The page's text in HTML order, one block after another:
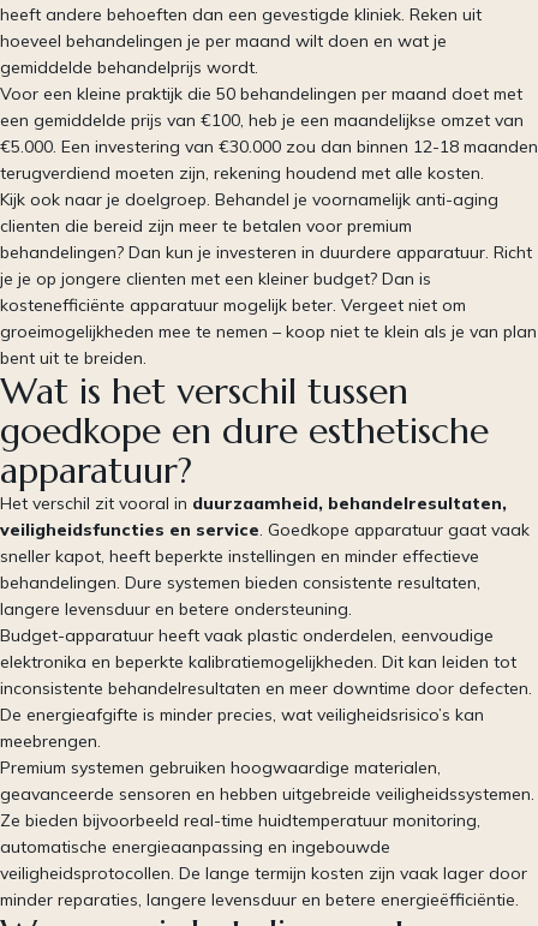
heeft andere behoeften dan een gevestigde kliniek. Reken uit
hoeveel behandelingen je per maand wilt doen en wat je
gemiddelde behandelprijs wordt.
Voor een kleine praktijk die 50 behandelingen per maand doet met
een gemiddelde prijs van €100, heb je een maandelijkse omzet van
€5.000. Een investering van €30.000 zou dan binnen 12-18 maanden
terugverdiend moeten zijn, rekening houdend met alle kosten.
Kijk ook naar je doelgroep. Behandel je voornamelijk anti-aging
clienten die bereid zijn meer te betalen voor premium
behandelingen? Dan kun je investeren in duurdere apparatuur. Richt
je je op jongere clienten met een kleiner budget? Dan is
kostenefficiënte apparatuur mogelijk beter. Vergeet niet om
groeimogelijkheden mee te nemen – koop niet te klein als je van plan
bent uit te breiden.
Wat is het verschil tussen
goedkope en dure esthetische
apparatuur?
Het verschil zit vooral in duurzaamheid, behandelresultaten,
veiligheidsfuncties en service . Goedkope apparatuur gaat vaak
sneller kapot, heeft beperkte instellingen en minder effectieve
behandelingen. Dure systemen bieden consistente resultaten,
langere levensduur en betere ondersteuning.
Budget-apparatuur heeft vaak plastic onderdelen, eenvoudige
elektronika en beperkte kalibratiemogelijkheden. Dit kan leiden tot
inconsistente behandelresultaten en meer downtime door defecten.
De energieafgifte is minder precies, wat veiligheidsrisico’s kan
meebrengen.
Premium systemen gebruiken hoogwaardige materialen,
geavanceerde sensoren en hebben uitgebreide veiligheidssystemen.
Ze bieden bijvoorbeeld real-time huidtemperatuur monitoring,
automatische energieaanpassing en ingebouwde
veiligheidsprotocollen. De lange termijn kosten zijn vaak lager door
minder reparaties, langere levensduur en betere energieëfficiëntie.